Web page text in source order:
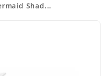
Shad...